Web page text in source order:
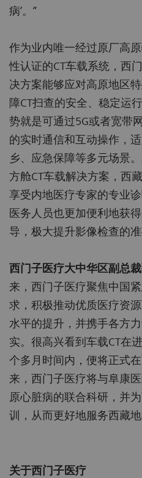
病’。”
作为业内唯一经过原厂高
性认证的CT车载系统，西
决方案能够应对高原地区
障CT扫查的安全、稳定运
势就是可通过5G或者宽带
的实时通信和互动操作，
乡、应急保障等多元场景
方舱CT车载解决方案，西
享受内地医疗专家的专业
医务人员也更加便利地获
导，极大提升影像检查的准
西门子医疗大中华区副总
来，西门子医疗聚焦中国
求，积极推动优质医疗资
水平的提升，并携手各方
实。很高兴看到车载CT在
个多月时间内，便将正式
来，西门子医疗将与阜康
原心脏病的联合科研，并
训，从而更好地服务西藏
关于西门子医疗